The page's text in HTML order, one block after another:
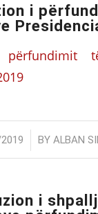
i
BY ALBAN
i